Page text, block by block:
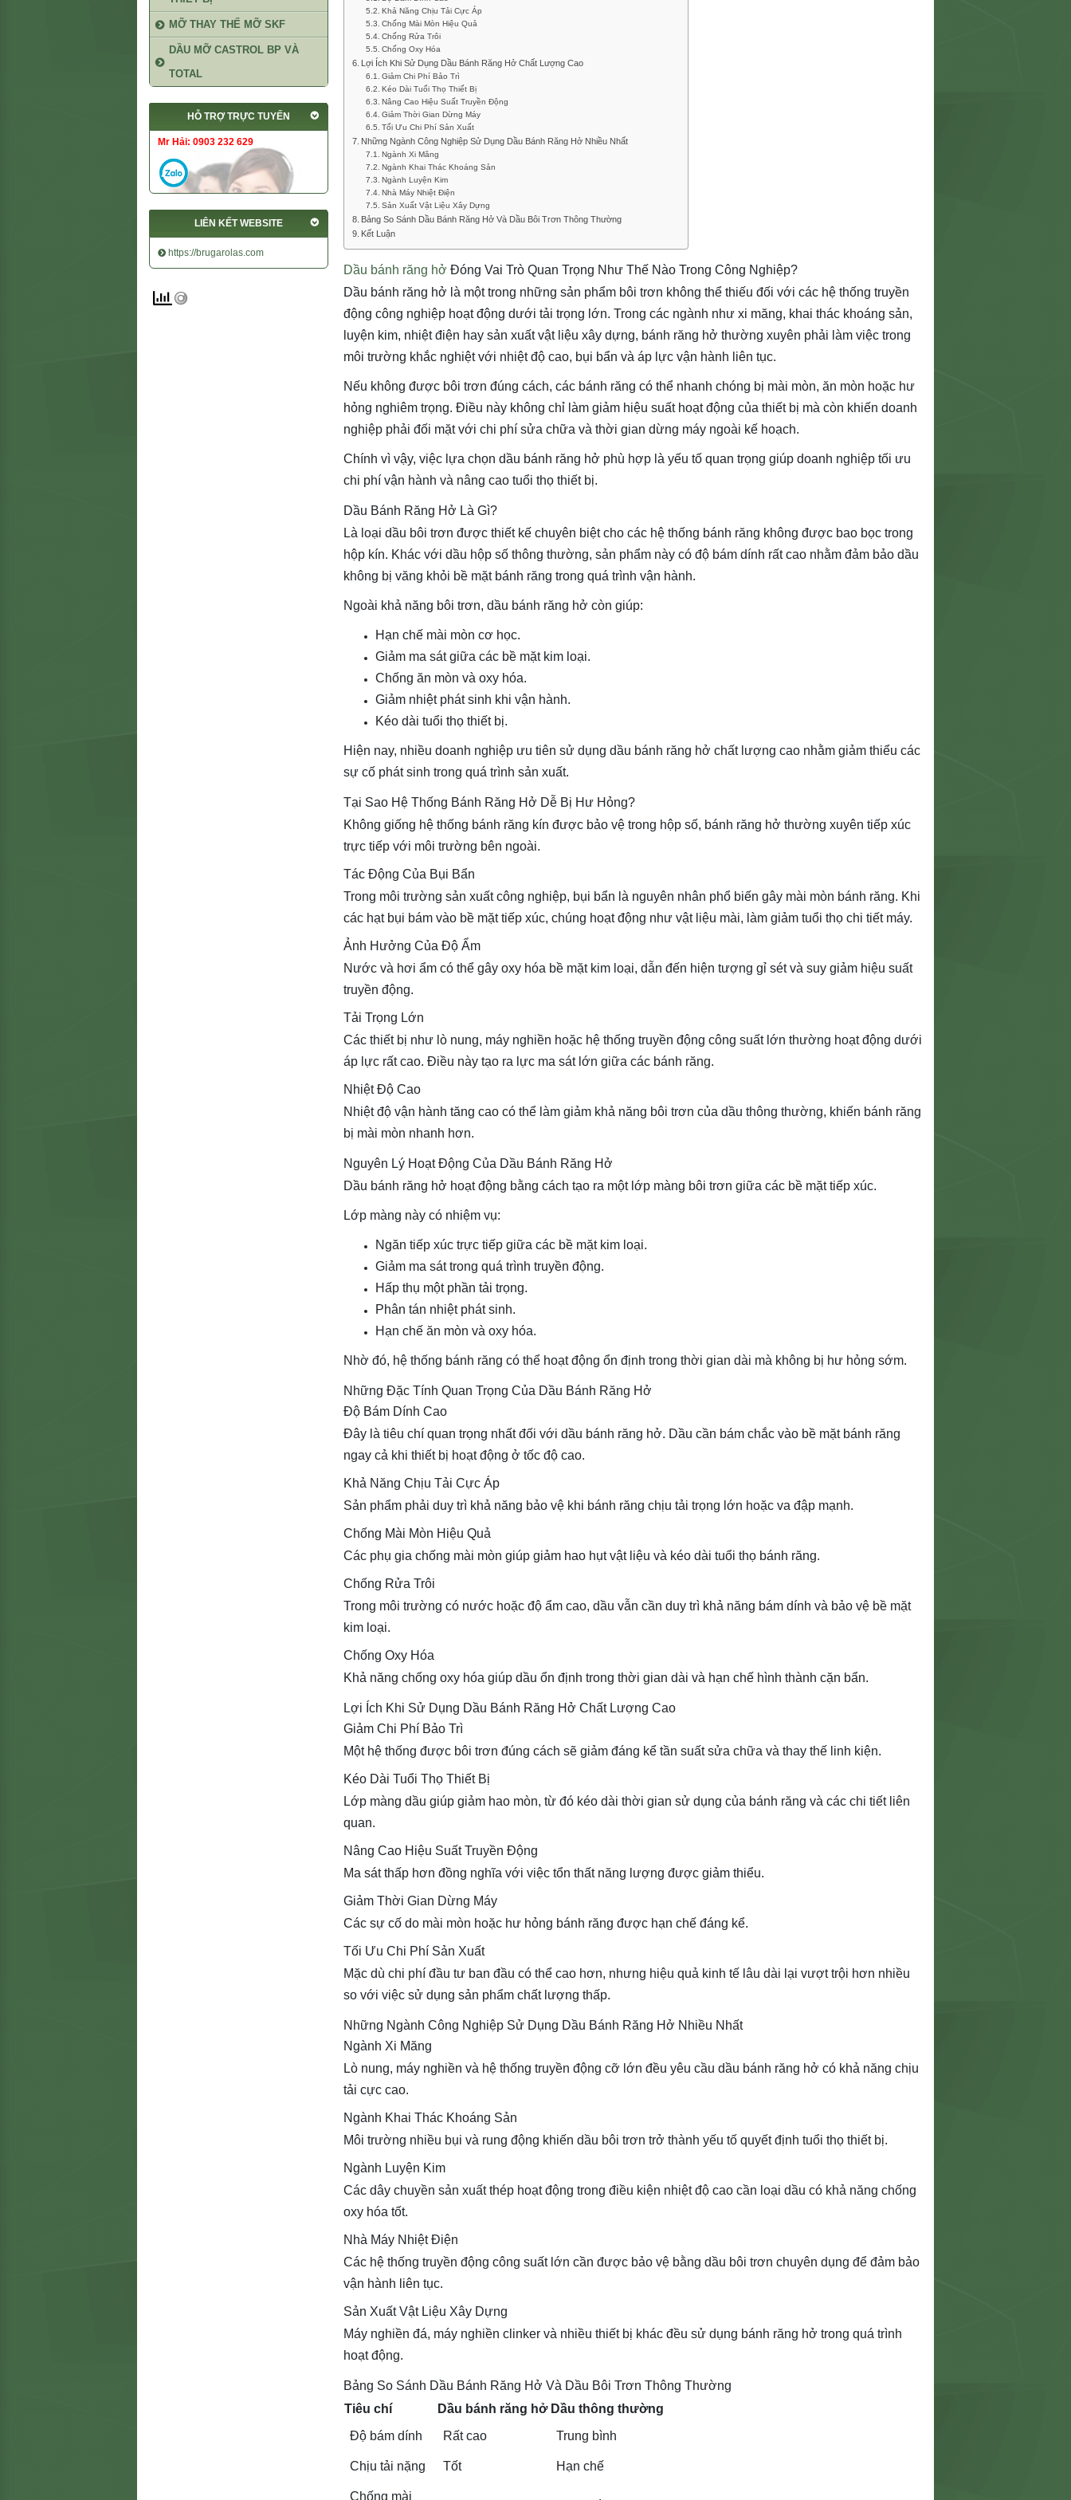
Khả Năng Chịu Tải Cực Áp
Chống Mài Mòn Hiệu Quả
Chống Rửa Trôi
Chống Oxy Hóa
Lợi Ích Khi Sử Dụng Dầu Bánh Răng Hở Chất Lượng Cao
Giảm Chi Phí Bảo Trì
Kéo Dài Tuổi Thọ Thiết Bị
Nâng Cao Hiệu Suất Truyền Động
Giảm Thời Gian Dừng Máy
Tối Ưu Chi Phí Sản Xuất
Những Ngành Công Nghiệp Sử Dụng Dầu Bánh Răng Hở Nhiều Nhất
Ngành Xi Măng
Ngành Khai Thác Khoáng Sản
Ngành Luyện Kim
Nhà Máy Nhiệt Điện
Sản Xuất Vật Liệu Xây Dựng
Bảng So Sánh Dầu Bánh Răng Hở Và Dầu Bôi Trơn Thông Thường
Kết Luận
Dầu bánh răng hở Đóng Vai Trò Quan Trọng Như Thế Nào Trong Công Nghiệp?
Dầu bánh răng hở là một trong những sản phẩm bôi trơn không thể thiếu đối với các hệ thống truyền
động công nghiệp hoạt động dưới tải trọng lớn. Trong các ngành như xi măng, khai thác khoáng sản,
luyện kim, nhiệt điện hay sản xuất vật liệu xây dựng, bánh răng hở thường xuyên phải làm việc trong
môi trường khắc nghiệt với nhiệt độ cao, bụi bẩn và áp lực vận hành liên tục.
Nếu không được bôi trơn đúng cách, các bánh răng có thể nhanh chóng bị mài mòn, ăn mòn hoặc hư
hỏng nghiêm trọng. Điều này không chỉ làm giảm hiệu suất hoạt động của thiết bị mà còn khiến doanh
nghiệp phải đối mặt với chi phí sửa chữa và thời gian dừng máy ngoài kế hoạch.
Chính vì vậy, việc lựa chọn dầu bánh răng hở phù hợp là yếu tố quan trọng giúp doanh nghiệp tối ưu
chi phí vận hành và nâng cao tuổi thọ thiết bị.
Dầu Bánh Răng Hở Là Gì?
Là loại dầu bôi trơn được thiết kế chuyên biệt cho các hệ thống bánh răng không được bao bọc trong
hộp kín. Khác với dầu hộp số thông thường, sản phẩm này có độ bám dính rất cao nhằm đảm bảo dầu
không bị văng khỏi bề mặt bánh răng trong quá trình vận hành.
Ngoài khả năng bôi trơn, dầu bánh răng hở còn giúp:
Hạn chế mài mòn cơ học.
Giảm ma sát giữa các bề mặt kim loại.
Chống ăn mòn và oxy hóa.
Giảm nhiệt phát sinh khi vận hành.
Kéo dài tuổi thọ thiết bị.
Hiện nay, nhiều doanh nghiệp ưu tiên sử dụng dầu bánh răng hở chất lượng cao nhằm giảm thiểu các
sự cố phát sinh trong quá trình sản xuất.
Tại Sao Hệ Thống Bánh Răng Hở Dễ Bị Hư Hỏng?
Không giống hệ thống bánh răng kín được bảo vệ trong hộp số, bánh răng hở thường xuyên tiếp xúc
trực tiếp với môi trường bên ngoài.
Tác Động Của Bụi Bẩn
Trong môi trường sản xuất công nghiệp, bụi bẩn là nguyên nhân phổ biến gây mài mòn bánh răng. Khi
các hạt bụi bám vào bề mặt tiếp xúc, chúng hoạt động như vật liệu mài, làm giảm tuổi thọ chi tiết máy.
Ảnh Hưởng Của Độ Ẩm
Nước và hơi ẩm có thể gây oxy hóa bề mặt kim loại, dẫn đến hiện tượng gỉ sét và suy giảm hiệu suất
truyền động.
Tải Trọng Lớn
Các thiết bị như lò nung, máy nghiền hoặc hệ thống truyền động công suất lớn thường hoạt động dưới
áp lực rất cao. Điều này tạo ra lực ma sát lớn giữa các bánh răng.
Nhiệt Độ Cao
Nhiệt độ vận hành tăng cao có thể làm giảm khả năng bôi trơn của dầu thông thường, khiến bánh răng
bị mài mòn nhanh hơn.
Nguyên Lý Hoạt Động Của Dầu Bánh Răng Hở
Dầu bánh răng hở hoạt động bằng cách tạo ra một lớp màng bôi trơn giữa các bề mặt tiếp xúc.
Lớp màng này có nhiệm vụ:
Ngăn tiếp xúc trực tiếp giữa các bề mặt kim loại.
Giảm ma sát trong quá trình truyền động.
Hấp thụ một phần tải trọng.
Phân tán nhiệt phát sinh.
Hạn chế ăn mòn và oxy hóa.
Nhờ đó, hệ thống bánh răng có thể hoạt động ổn định trong thời gian dài mà không bị hư hỏng sớm.
Những Đặc Tính Quan Trọng Của Dầu Bánh Răng Hở
Độ Bám Dính Cao
Đây là tiêu chí quan trọng nhất đối với dầu bánh răng hở. Dầu cần bám chắc vào bề mặt bánh răng
ngay cả khi thiết bị hoạt động ở tốc độ cao.
Khả Năng Chịu Tải Cực Áp
Sản phẩm phải duy trì khả năng bảo vệ khi bánh răng chịu tải trọng lớn hoặc va đập mạnh.
Chống Mài Mòn Hiệu Quả
Các phụ gia chống mài mòn giúp giảm hao hụt vật liệu và kéo dài tuổi thọ bánh răng.
Chống Rửa Trôi
Trong môi trường có nước hoặc độ ẩm cao, dầu vẫn cần duy trì khả năng bám dính và bảo vệ bề mặt
kim loại.
Chống Oxy Hóa
Khả năng chống oxy hóa giúp dầu ổn định trong thời gian dài và hạn chế hình thành cặn bẩn.
Lợi Ích Khi Sử Dụng Dầu Bánh Răng Hở Chất Lượng Cao
Giảm Chi Phí Bảo Trì
Một hệ thống được bôi trơn đúng cách sẽ giảm đáng kể tần suất sửa chữa và thay thế linh kiện.
Kéo Dài Tuổi Thọ Thiết Bị
Lớp màng dầu giúp giảm hao mòn, từ đó kéo dài thời gian sử dụng của bánh răng và các chi tiết liên
quan.
Nâng Cao Hiệu Suất Truyền Động
Ma sát thấp hơn đồng nghĩa với việc tổn thất năng lượng được giảm thiểu.
Giảm Thời Gian Dừng Máy
Các sự cố do mài mòn hoặc hư hỏng bánh răng được hạn chế đáng kể.
Tối Ưu Chi Phí Sản Xuất
Mặc dù chi phí đầu tư ban đầu có thể cao hơn, nhưng hiệu quả kinh tế lâu dài lại vượt trội hơn nhiều
so với việc sử dụng sản phẩm chất lượng thấp.
Những Ngành Công Nghiệp Sử Dụng Dầu Bánh Răng Hở Nhiều Nhất
Ngành Xi Măng
Lò nung, máy nghiền và hệ thống truyền động cỡ lớn đều yêu cầu dầu bánh răng hở có khả năng chịu
tải cực cao.
Ngành Khai Thác Khoáng Sản
Môi trường nhiều bụi và rung động khiến dầu bôi trơn trở thành yếu tố quyết định tuổi thọ thiết bị.
Ngành Luyện Kim
Các dây chuyền sản xuất thép hoạt động trong điều kiện nhiệt độ cao cần loại dầu có khả năng chống
oxy hóa tốt.
Nhà Máy Nhiệt Điện
Các hệ thống truyền động công suất lớn cần được bảo vệ bằng dầu bôi trơn chuyên dụng để đảm bảo
vận hành liên tục.
Sản Xuất Vật Liệu Xây Dựng
Máy nghiền đá, máy nghiền clinker và nhiều thiết bị khác đều sử dụng bánh răng hở trong quá trình
hoạt động.
Bảng So Sánh Dầu Bánh Răng Hở Và Dầu Bôi Trơn Thông Thường
Tiêu chí
Dầu bánh răng hở Dầu thông thường
Độ bám dính
Rất cao Trung bình
Chịu tải nặng Tốt Hạn chế
Chống mài
MỠ THAY THẾ MỠ SKF
DẦU MỠ CASTROL BP VÀ
TOTAL
HỖ TRỢ TRỰC TUYẾN
Mr Hải: 0903 232 629
LIÊN KẾT WEBSITE
https://brugarolas.com